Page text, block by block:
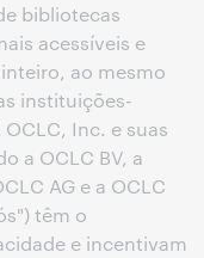
bibliotecas
acessíveis e
ao mesmo
instituições-
Inc. e suas
a OCLC BV, a
AG e a OCLC
têm o
e incentivam